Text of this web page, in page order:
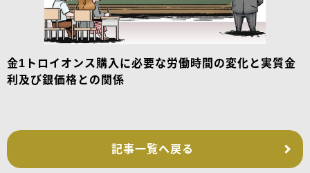
金1トロイオンス購入に必要な労働時間の変化と実質金
利及び銀価格との関係
記事一覧へ戻る